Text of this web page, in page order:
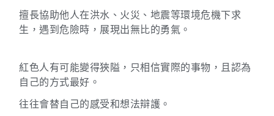
擅長協助他人在洪水、火災、地震等環境危機下求
生，遇到危險時，展現出無比的勇氣。
紅色人有可能變得狹隘，只相信實際的事物，且認為
自己的方式最好。
往往會替自己的感受和想法辯護。